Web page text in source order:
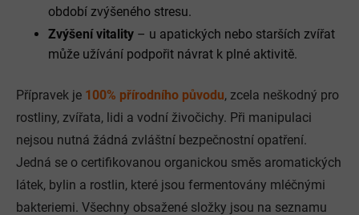
období zvýšeného stresu.
Zvýšení vitality – u apatických nebo starších zvířat
může užívání podpořit návrat k plné aktivitě.
Přípravek je 100% přírodního původu, zcela neškodný pro
rostliny, zvířata, lidi a vodní živočichy. Při manipulaci
nejsou nutná žádná zvláštní bezpečnostní opatření.
Jedná se o certifikovanou organickou směs aromatických
látek, bylin a rostlin, které jsou fermentovány mléčnými
bakteriemi. Všechny obsažené složky jsou na seznamu